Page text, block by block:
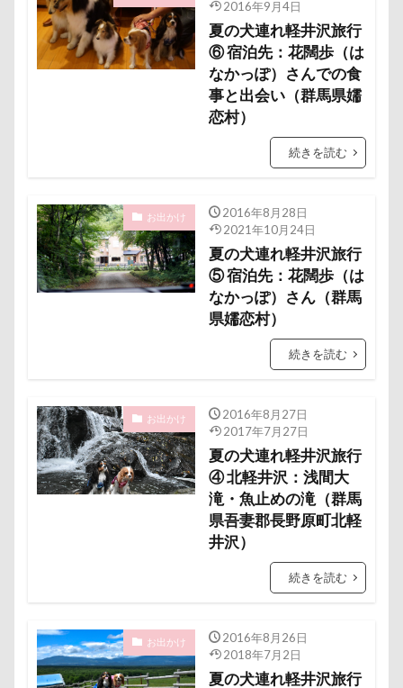
2016年9月4日
夏の犬連れ軽井沢旅行
⑥ 宿泊先：花闊歩（は
なかっぽ）さんでの食
事と出会い（群馬県嬬
恋村）
続きを読む
お出かけ
2016年8月28日
2021年10月24日
夏の犬連れ軽井沢旅行
⑤ 宿泊先：花闊歩（は
なかっぽ）さん（群馬
県嬬恋村）
続きを読む
お出かけ
2016年8月27日
2017年7月27日
夏の犬連れ軽井沢旅行
④ 北軽井沢：浅間大
滝・魚止めの滝（群馬
県吾妻郡長野原町北軽
井沢）
続きを読む
お出かけ
2016年8月26日
2018年7月2日
夏の犬連れ軽井沢旅行
胡桃ちゃん
葵央（あお）くん
蛇口
蘭ちゃん
藤田りか子 薔薇
蕨駅
蕎麦屋
蕎麦 蓼科 茶花茶花
蓮田市
葉っぱ
落とし物
菜の花
粉ミルク
米袋
米沢牛ステーキレストラン un
節分
筑西市 等身大ガンダム
笛吹市
笑顔
立山連峰 空腹 糸満市
移動中
称名滝
秩父 福袋 福島県
神社
破壊王
羽咋市
肉球ハーネス
肉球 耳掃除嫌い
耳
羽鳥湖 羽田空港 群馬県
美術館
羊毛フェルト 置物
絵皿
絵画教室
細工蒲鉾 紬くん
紫陽花
血液検査
被毛
青木町公園
階段
長持ちオヤツ
長友心平 鐘
銀行印
銀座ミレージャギャラリー
鈴木福